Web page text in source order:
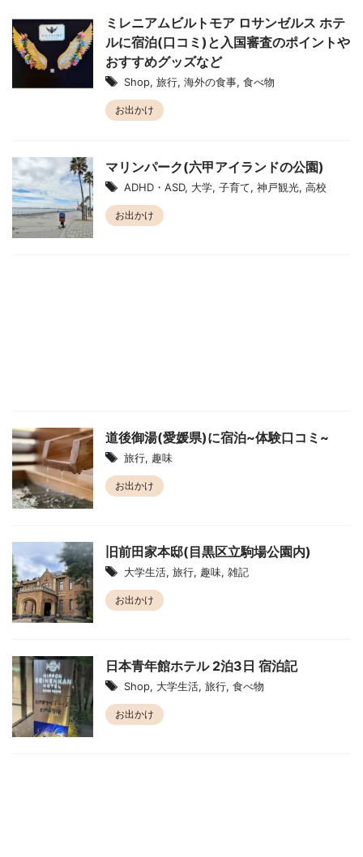
ミレニアムビルトモア ロサンゼルス ホテ
ルに宿泊(口コミ)と入国審査のポイントや
おすすめグッズなど
Shop, 旅行, 海外の食事, 食べ物
お出かけ
マリンパーク(六甲アイランドの公園)
ADHD・ASD, 大学, 子育て, 神戸観光, 高校
お出かけ
道後御湯(愛媛県)に宿泊~体験口コミ~
旅行, 趣味
お出かけ
旧前田家本邸(目黒区立駒場公園内)
大学生活, 旅行, 趣味, 雑記
お出かけ
日本青年館ホテル 2泊3日 宿泊記
Shop, 大学生活, 旅行, 食べ物
お出かけ